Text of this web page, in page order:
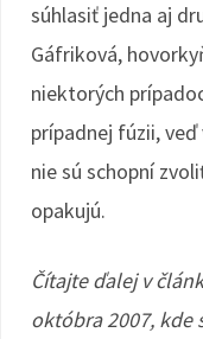
súhlasiť jedna aj
Gáfriková,
niektorých
prípadnej fúzii,
nie sú schopní
opakujú.
Čítajte ďalej v
októbra 2007, kde